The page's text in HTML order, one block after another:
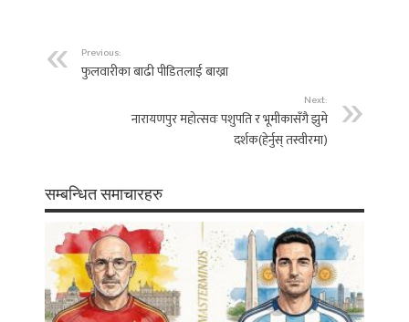
Previous:
फुलवारीका बाढी पीडितलाई बाख्रा
Next:
नारायणपुर महोत्सवः पशुपति र भूमीकासँगै झुमे
दर्शक(हेर्नुस् तस्वीरमा)
सम्बन्धित समाचारहरु